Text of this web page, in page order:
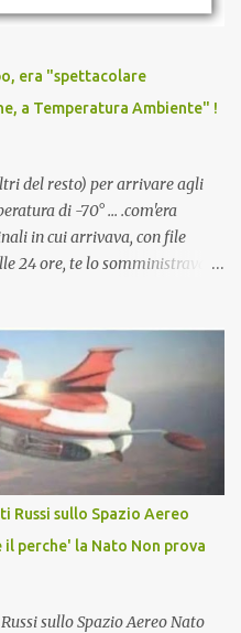
visto un vaccino che minacci le
di sussistenza, il lavoro o la
che permettesse a un
genitori. Dopo tutti i vaccini
era "spettacolare
a Temperatura Ambiente" !
del resto) per arrivare agli
di -70° ... .com'era
in cui arrivava, con file
24 ore, te lo somministravano
"spettacolare Ghiacciato, ma
Ambiente"! Riproponiamo
Russi sullo Spazio Aereo
il perche' la Nato Non prova
sullo Spazio Aereo Nato